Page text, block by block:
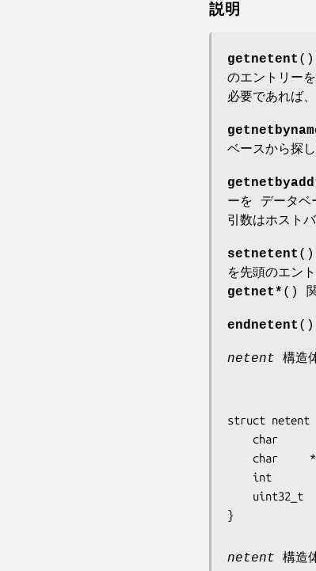
説明
getnetent ()
のエントリーを
必要であれば
ベースから探
ーを データベ
引数はホスト
setnetent ()
を先頭のエン
getnet* () 関
endnetent ()
netent 構造
struct netent
netent 構造